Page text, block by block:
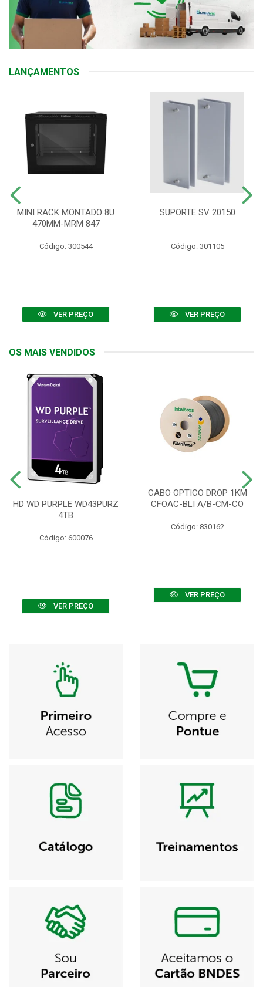
LANÇAMENTOS
MINI RACK MONTADO 8U
470MM-MRM 847
Código: 300544
VER PREÇO
SUPORTE SV 20150
Código: 301105
VER PREÇO
OS MAIS VENDIDOS
HD WD PURPLE WD43PURZ
4TB
Código: 600076
VER PREÇO
CABO OPTICO DROP 1KM
CFOAC-BLI A/B-CM-CO
Código: 830162
VER PREÇO